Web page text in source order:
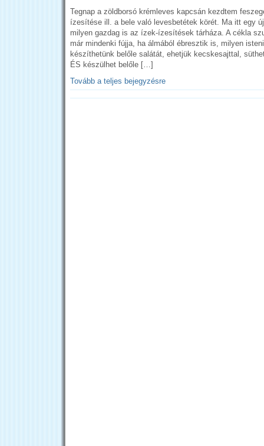
Tegnap a zöldborsó krémleves kapcsán kezdtem
ízesítése ill. a bele való levesbetétek körét. Ma itt egy
milyen gazdag is az ízek-ízesítések tárháza. A cékla
már mindenki fújja, ha álmából ébresztik is, milyen
készíthetünk belőle salátát, ehetjük kecskesajttal,
ÉS készülhet belőle […]
Tovább a teljes bejegyzésre